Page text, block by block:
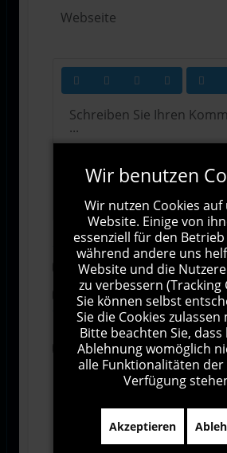
Abonnieren
Ich stimme den Allgemeinen
Geschäftsbedingungen zu.
Ich bin damit einverstanden, dass
meine Daten über dieses Formular
Wir benutzen
Wir nutzen Cookies
Website. Einige von
essenziell für den
während andere uns
Website und die
zu verbessern (Tracking
Sie können selbst
Sie die Cookies zulassen
Bitte beachten Sie,
Ablehnung womöglich
alle Funktionalitäten der
Verfügung
Akzeptieren